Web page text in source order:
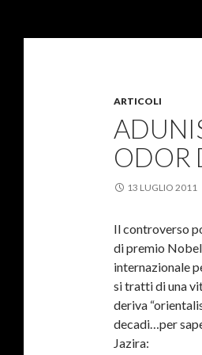
ARTICOLI
ODOR
13 LUGLIO 2011
Il controverso
di premio
internazionale
si tratti di una
deriva
decadi…per
Jazira: